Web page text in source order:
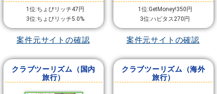
1位:ちょびリッチ47円
3位:ちょびリッチ5.0%
案件元サイトの確認
1位:GetMoney!350円
3位:ハピタス270円
案件元サイトの確認
クラブツーリズム（国内
旅行）
クラブツーリズム（海外
旅行）